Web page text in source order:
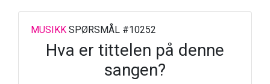
MUSIKK SPØRSMÅL #10252
Hva er tittelen på denne
sangen?